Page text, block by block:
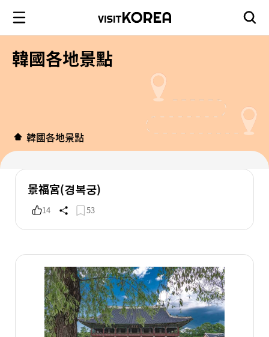
韓國各地景點
韓國各地景點
景福宮(경복궁)
14 53